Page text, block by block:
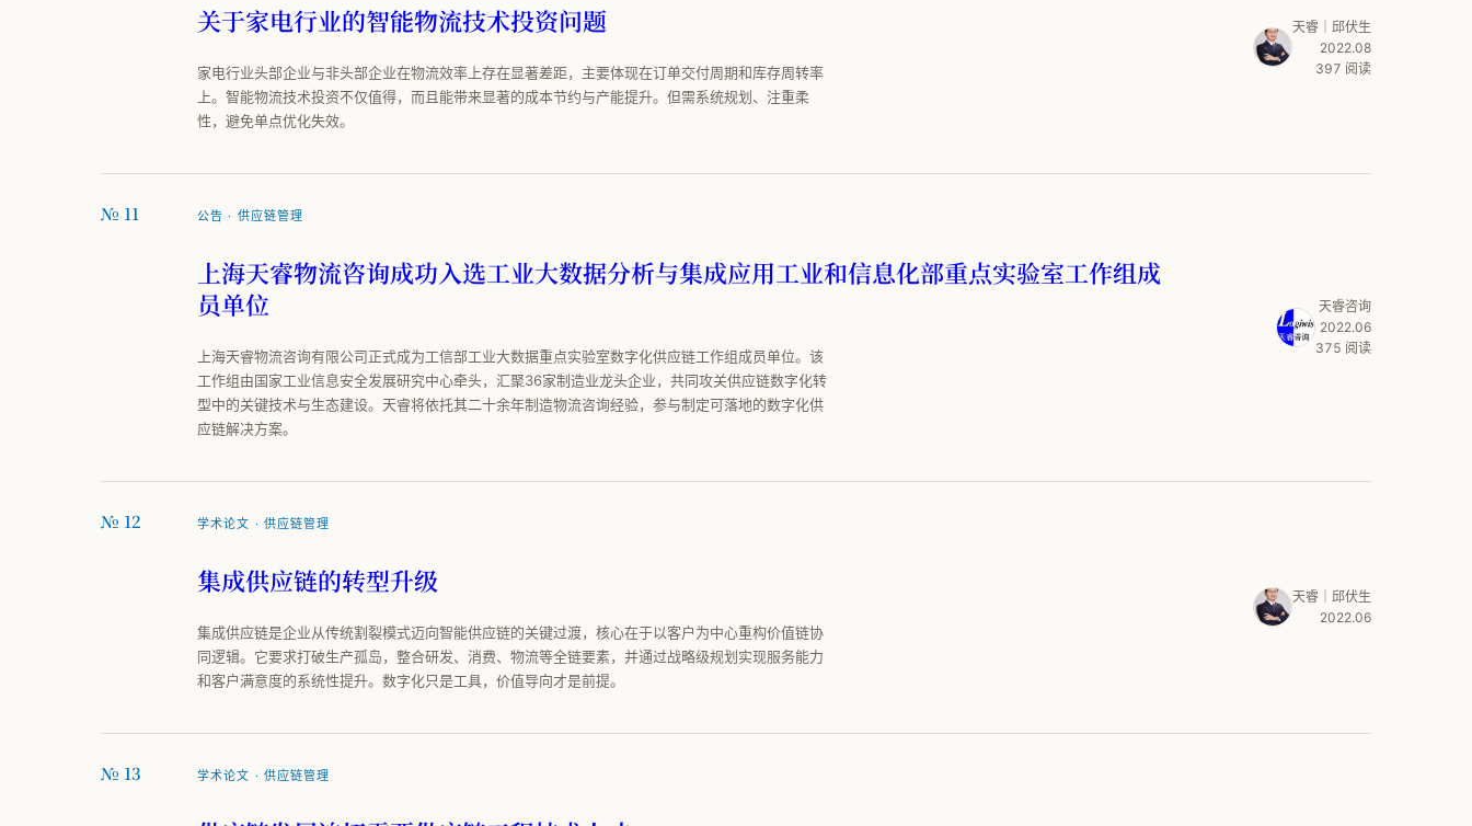
关于家电行业的智能物流技术投资问题
家电行业头部企业与非头部企业在物流效率上存在显著差距，主要体现在订单交付周期和库存周转率
上。智能物流技术投资不仅值得，而且能带来显著的成本节约与产能提升。但需系统规划、注重柔
性，避免单点优化失效。
天睿｜邱伏生
2022.08
397 阅读
№ 11 公告 · 供应链管理
上海天睿物流咨询成功入选工业大数据分析与集成应用工业和信息化部重点实验室工作组成
员单位
上海天睿物流咨询有限公司正式成为工信部工业大数据重点实验室数字化供应链工作组成员单位。该
工作组由国家工业信息安全发展研究中心牵头，汇聚36家制造业龙头企业，共同攻关供应链数字化转
型中的关键技术与生态建设。天睿将依托其二十余年制造物流咨询经验，参与制定可落地的数字化供
应链解决方案。
天睿咨询
2022.06
375 阅读
№ 12 学术论文 · 供应链管理
集成供应链的转型升级
集成供应链是企业从传统割裂模式迈向智能供应链的关键过渡，核心在于以客户为中心重构价值链协
同逻辑。它要求打破生产孤岛，整合研发、消费、物流等全链要素，并通过战略级规划实现服务能力
和客户满意度的系统性提升。数字化只是工具，价值导向才是前提。
天睿｜邱伏生
2022.06
№ 13 学术论文 · 供应链管理